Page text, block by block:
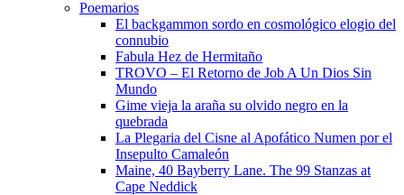
Poemarios
El backgammon sordo en cosmológico elogio del
connubio
Fabula Hez de Hermitaño
TROVO – El Retorno de Job A Un Dios Sin
Mundo
Gime vieja la araña su olvido negro en la
quebrada
La Plegaria del Cisne al Apofático Numen por el
Insepulto Camaleón
Maine, 40 Bayberry Lane. The 99 Stanzas at
Cape Neddick